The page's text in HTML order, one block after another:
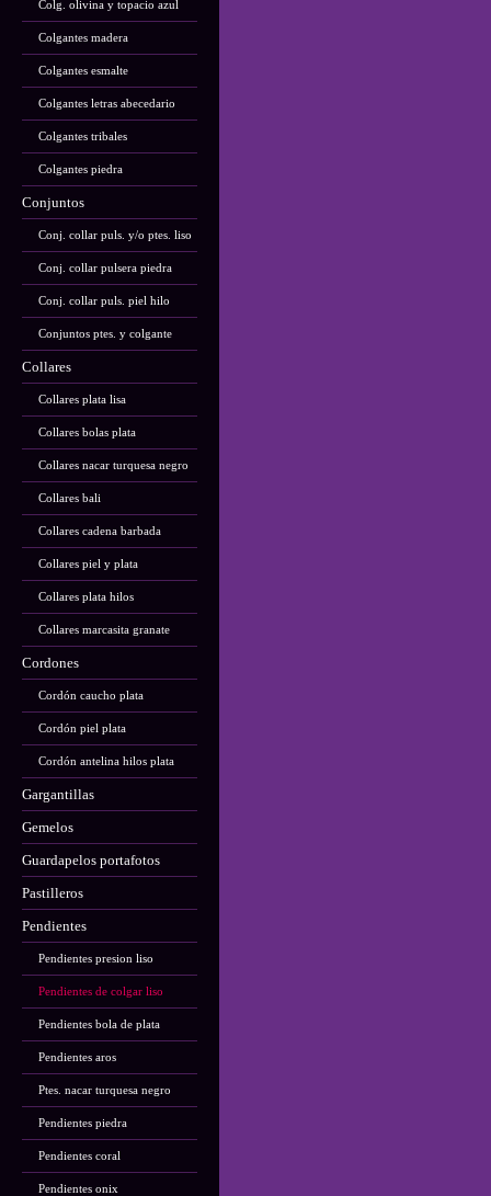
Colg. olivina y topacio azul
Colgantes madera
Colgantes esmalte
Colgantes letras abecedario
Colgantes tribales
Colgantes piedra
Conjuntos
Conj. collar puls. y/o ptes. liso
Conj. collar pulsera piedra
Conj. collar puls. piel hilo
Conjuntos ptes. y colgante
Collares
Collares plata lisa
Collares bolas plata
Collares nacar turquesa negro
Collares bali
Collares cadena barbada
Collares piel y plata
Collares plata hilos
Collares marcasita granate
Cordones
Cordón caucho plata
Cordón piel plata
Cordón antelina hilos plata
Gargantillas
Gemelos
Guardapelos portafotos
Pastilleros
Pendientes
Pendientes presion liso
Pendientes de colgar liso
Pendientes bola de plata
Pendientes aros
Ptes. nacar turquesa negro
Pendientes piedra
Pendientes coral
Pendientes onix